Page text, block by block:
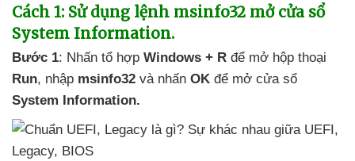
Cách 1: Sử dụng lệnh msinfo32 mở cửa sổ
System Information.
Bước 1: Nhấn tổ hợp Windows + R để mở hộp thoại
Run, nhập msinfo32 và nhấn OK để mở cửa sổ
System Information.